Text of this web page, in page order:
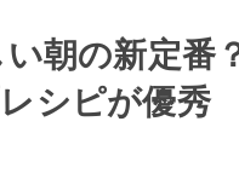
い朝の新定番
シピが優秀